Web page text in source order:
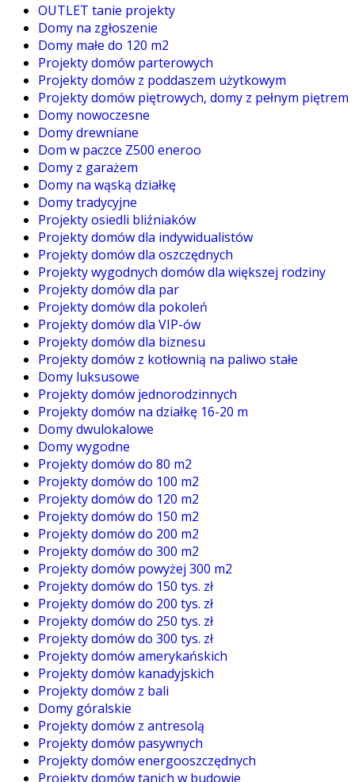
OUTLET tanie projekty
Domy na zgłoszenie
Domy małe do 120 m2
Projekty domów parterowych
Projekty domów z poddaszem użytkowym
Projekty domów piętrowych, domy z pełnym piętrem
Domy nowoczesne
Domy drewniane
Dom w paczce Z500 eneroo
Domy z garażem
Domy na wąską działkę
Domy tradycyjne
Projekty osiedli bliźniaków
Projekty domów dla indywidualistów
Projekty domów dla oszczędnych
Projekty wygodnych domów dla większej rodziny
Projekty domów dla par
Projekty domów dla pokoleń
Projekty domów dla VIP-ów
Projekty domów dla biznesu
Projekty domów z kotłownią na paliwo stałe
Domy luksusowe
Projekty domów jednorodzinnych
Projekty domów na działkę 16-20 m
Domy dwulokalowe
Domy wygodne
Projekty domów do 80 m2
Projekty domów do 100 m2
Projekty domów do 120 m2
Projekty domów do 150 m2
Projekty domów do 200 m2
Projekty domów do 300 m2
Projekty domów powyżej 300 m2
Projekty domów do 150 tys. zł
Projekty domów do 200 tys. zł
Projekty domów do 250 tys. zł
Projekty domów do 300 tys. zł
Projekty domów amerykańskich
Projekty domów kanadyjskich
Projekty domów z bali
Domy góralskie
Projekty domów z antresolą
Projekty domów pasywnych
Projekty domów energooszczędnych
Projekty domów tanich w budowie